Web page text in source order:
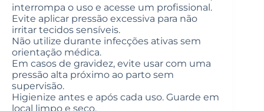
interrompa o uso e acesse um profissional.
Evite aplicar pressão excessiva para não
irritar tecidos sensíveis.
Não utilize durante infecções ativas sem
orientação médica.
Em casos de gravidez, evite usar com uma
pressão alta próximo ao parto sem
supervisão.
Higienize antes e após cada uso. Guarde em
local limpo e seco.